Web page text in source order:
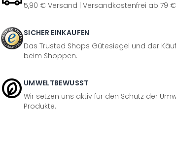
5,90 € Versand | Versandkostenfrei ab 79 €
SICHER EINKAUFEN
Das Trusted Shops Gütesiegel und der
beim Shoppen.
UMWELTBEWUSST
Wir setzen uns aktiv für den Schutz der
Produkte.